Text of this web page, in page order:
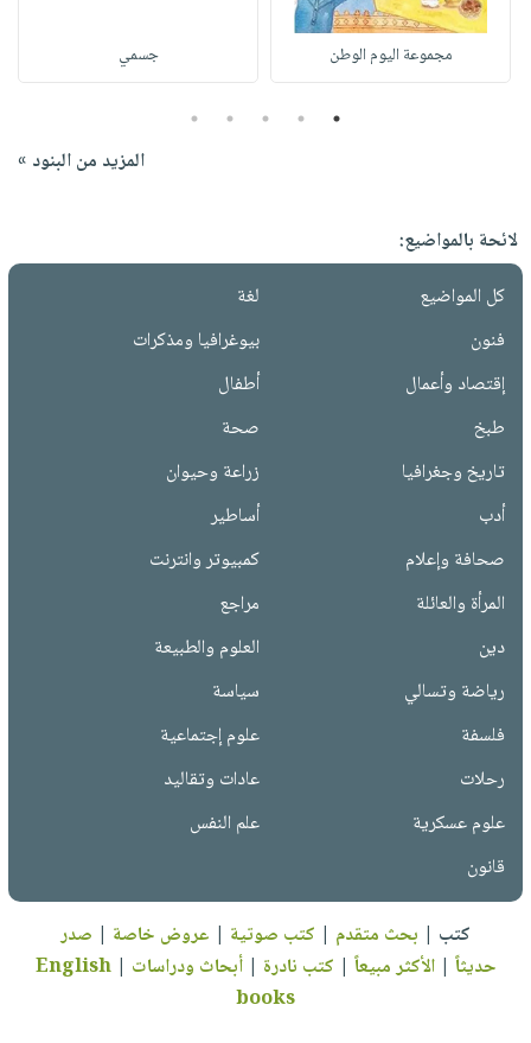
مجموعة اليوم الوطن جسمي
1
2
3
4
5
المزيد من البنود »
لائحة بالمواضيع:
كل المواضيع
لغة
فنون
بيوغرافيا ومذكرات
إقتصاد وأعمال
أطفال
طبخ
صحة
تاريخ وجغرافيا
زراعة وحيوان
أدب
أساطير
صحافة وإعلام
كمبيوتر وانترنت
المرأة والعائلة
مراجع
دين
العلوم والطبيعة
رياضة وتسالي
سياسة
فلسفة
علوم إجتماعية
رحلات
عادات وتقاليد
علوم عسكرية
علم النفس
قانون
كتب | بحث متقدم | كتب صوتية | عروض خاصة | صدر
حديثاً |الأكثر مبيعاً | كتب نادرة |أبحاث ودراسات |
English
books